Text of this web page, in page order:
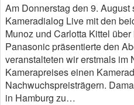
Am Donnerstag den 9.
Kameradialog Live mit den
Munoz und Carlotta Kittel über
Panasonic präsentierte den
veranstalteten wir erstmals im
Kamerapreises einen
Nachwuchspreisträgern.
in Hamburg zu…